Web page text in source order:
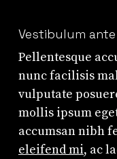
Vestibulum
Pellentesque
nunc facilisis
vulputate
mollis ipsum
accumsan nibh
eleifend mi, ac